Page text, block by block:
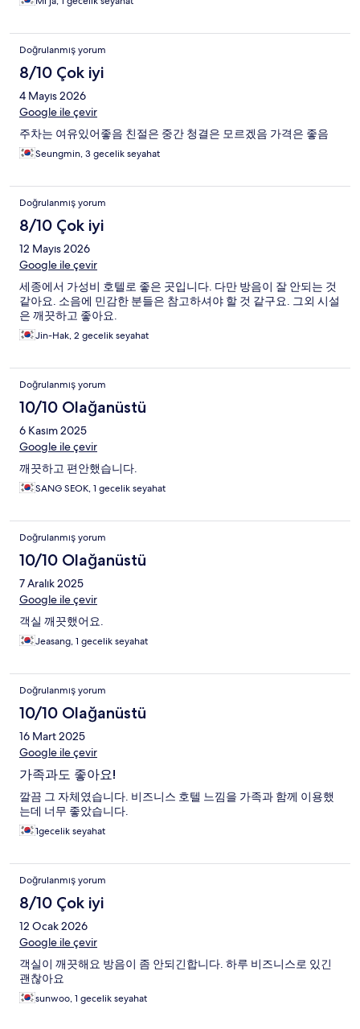
Doğrulanmış yorum
8/10 Çok iyi
4 Mayıs 2026
Google ile çevir
주차는 여유있어좋음 친절은 중간 청결은 모르겠음 가격은 좋음
Seungmin, 3 gecelik seyahat
Doğrulanmış yorum
8/10 Çok iyi
12 Mayıs 2026
Google ile çevir
세종에서 가성비 호텔로 좋은 곳입니다. 다만 방음이 잘 안되는 것
같아요. 소음에 민감한 분들은 참고하셔야 할 것 같구요. 그외 시설
은 깨끗하고 좋아요.
Jin-Hak, 2 gecelik seyahat
Doğrulanmış yorum
10/10 Olağanüstü
6 Kasım 2025
Google ile çevir
깨끗하고 편안했습니다.
SANG SEOK, 1 gecelik seyahat
Doğrulanmış yorum
10/10 Olağanüstü
7 Aralık 2025
Google ile çevir
객실 깨끗했어요.
Jeasang, 1 gecelik seyahat
Doğrulanmış yorum
10/10 Olağanüstü
16 Mart 2025
Google ile çevir
가족과도 좋아요!
깔끔 그 자체였습니다. 비즈니스 호텔 느낌을 가족과 함께 이용했
는데 너무 좋았습니다.
1gecelik seyahat
Doğrulanmış yorum
8/10 Çok iyi
12 Ocak 2026
Google ile çevir
객실이 깨끗해요 방음이 좀 안되긴합니다. 하루 비즈니스로 있긴
괜찮아요
sunwoo, 1 gecelik seyahat